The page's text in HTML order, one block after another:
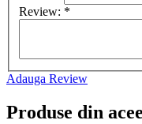
Review: *
Adauga Review
Produse din